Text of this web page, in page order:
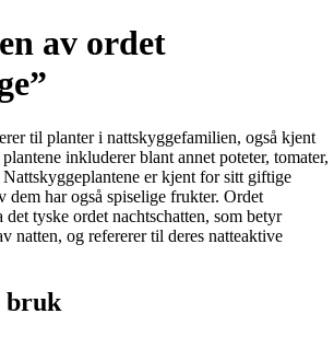
av ordet
til planter i nattskyggefamilien, også kjent
inkluderer blant annet poteter, tomater,
er kjent for sitt giftige
dem har også spiselige frukter. Ordet
tyske ordet nachtschatten, som betyr
natten, og refererer til deres natteaktive
bruk